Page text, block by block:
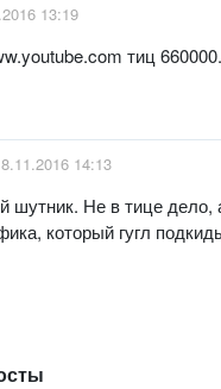
13:19
тиц 660000.
14:13
шутник. Не в тице дело,
который гугл